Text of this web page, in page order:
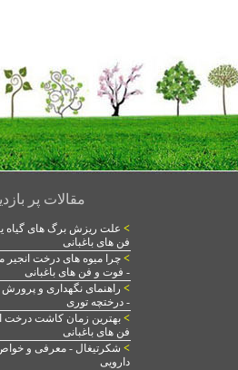
مقالات پر
> علت ریزش برگ های گیاه
فن های باغبانی
> چرا میوه های درخت انجیر
- فوت و فن های باغبانی
> راهنمای نگهداری و پرورش
- درختچه توری
> بهترین زمان کاشت درخت
فن های باغبانی
> شکرتیغال - معرفی و
دارویی